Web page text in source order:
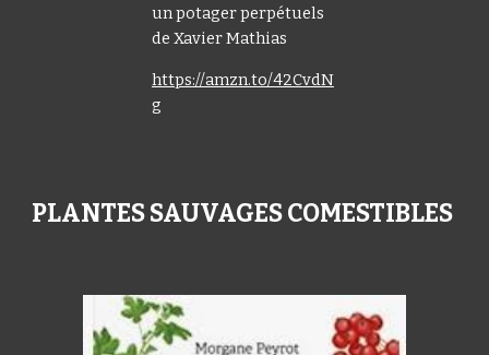
un potager perpétuels
de Xavier Mathias
https://amzn.to/42CvdN
g
PLANTES SAUVAGES COMESTIBLES